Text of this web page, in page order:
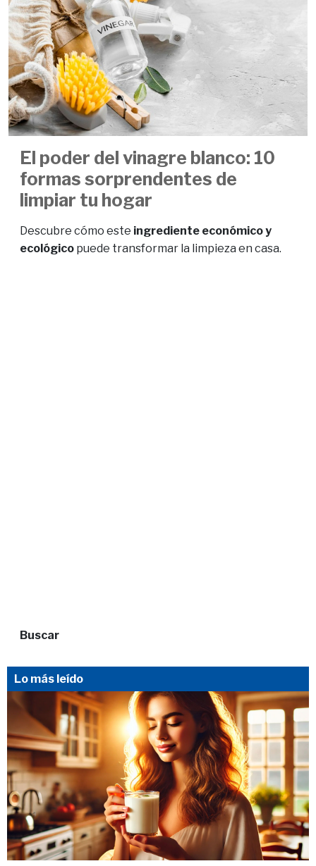
El poder del vinagre blanco: 10
formas sorprendentes de
limpiar tu hogar
Descubre cómo este ingrediente económico y
ecológico puede transformar la limpieza en casa.
Buscar
Lo más leído